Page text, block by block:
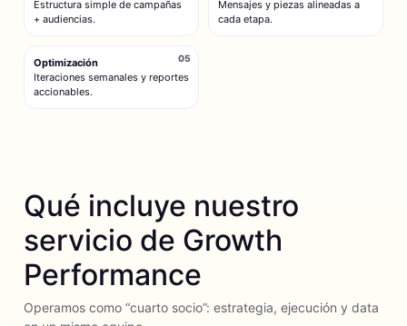
Estructura simple de campañas
+ audiencias.
Mensajes y piezas alineadas a
cada etapa.
05
Optimización
Iteraciones semanales y reportes
accionables.
Qué incluye nuestro
servicio de Growth
Performance
Operamos como “cuarto socio”: estrategia, ejecución y data